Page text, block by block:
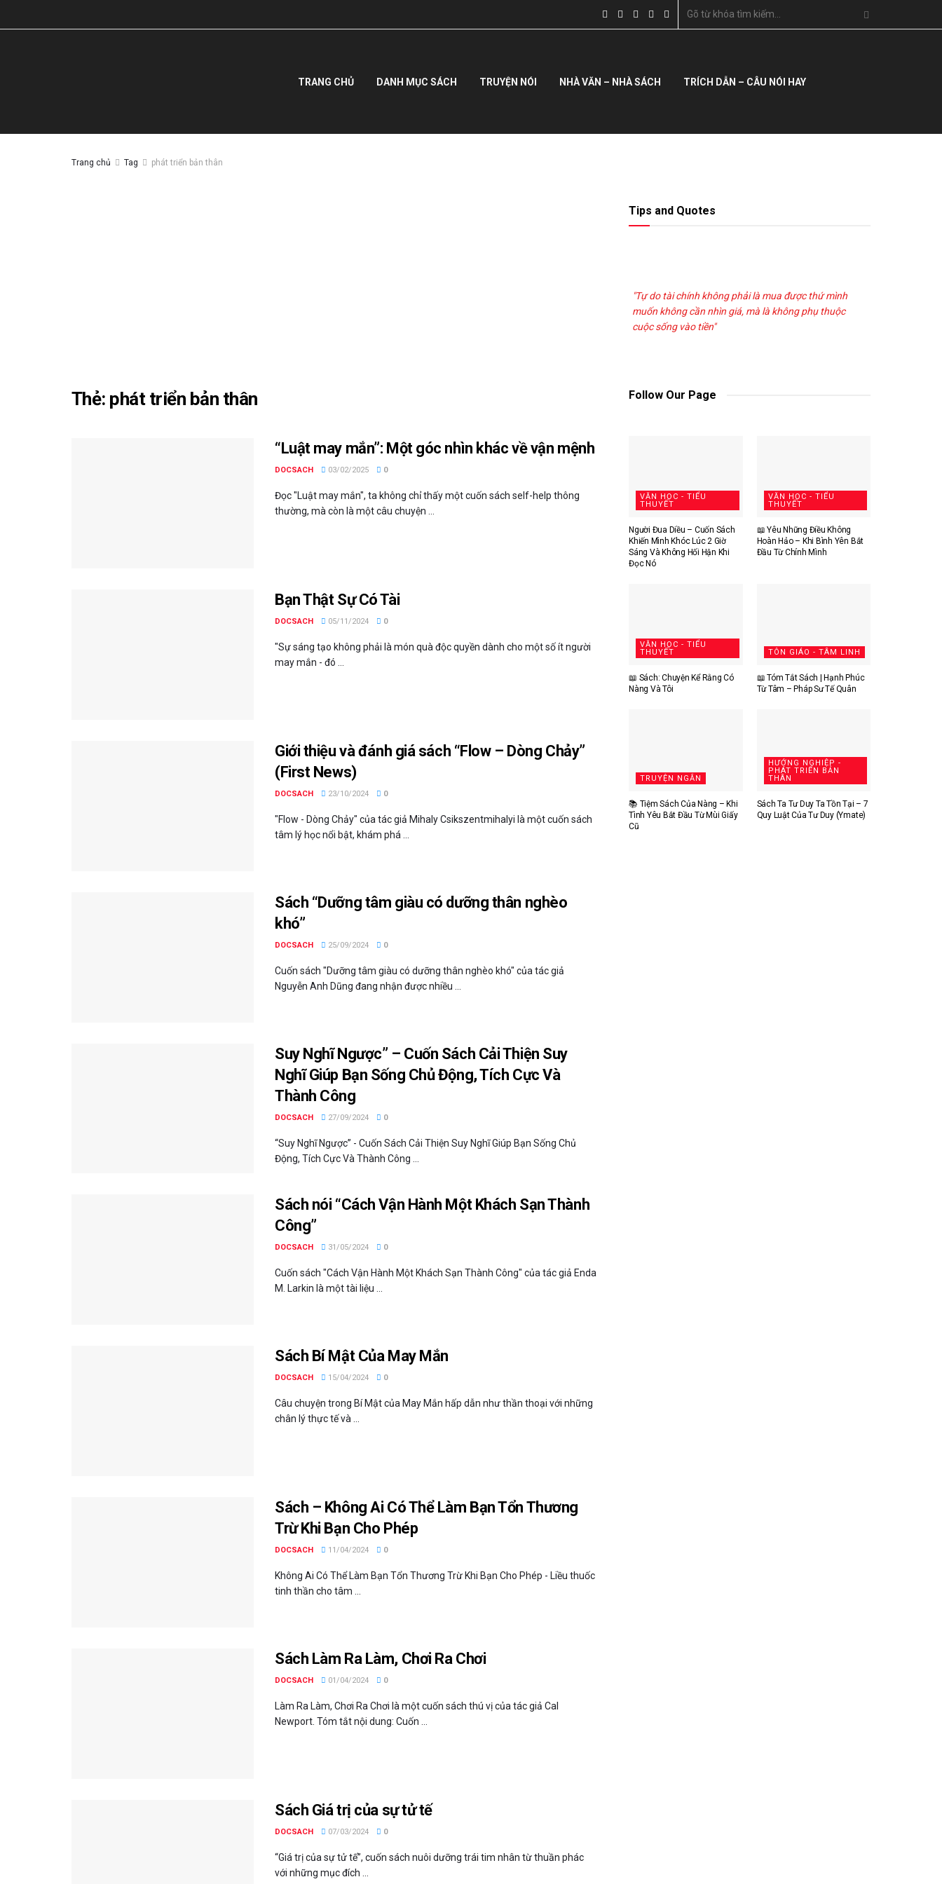
TRANG CHỦ DANH MỤC SÁCH TRUYỆN NÓI NHÀ VĂN – NHÀ SÁCH TRÍCH DẪN – CÂU NÓI HAY
Trang chủ Tag phát triển bản thân
Thẻ: phát triển bản thân
“Luật may mắn”: Một góc nhìn khác về vận mệnh
DOCSACH 03/02/2025 0
Đọc "Luật may mắn", ta không chỉ thấy một cuốn sách self-help thông
thường, mà còn là một câu chuyện ...
Bạn Thật Sự Có Tài
DOCSACH 05/11/2024 0
"Sự sáng tạo không phải là món quà độc quyền dành cho một số ít người
may mắn - đó ...
Giới thiệu và đánh giá sách “Flow – Dòng Chảy”
(First News)
DOCSACH 23/10/2024 0
"Flow - Dòng Chảy" của tác giả Mihaly Csikszentmihalyi là một cuốn sách
tâm lý học nổi bật, khám phá ...
Sách “Dưỡng tâm giàu có dưỡng thân nghèo
khó”
DOCSACH 25/09/2024 0
Cuốn sách "Dưỡng tâm giàu có dưỡng thân nghèo khó" của tác giả
Nguyễn Anh Dũng đang nhận được nhiều ...
Suy Nghĩ Ngược” – Cuốn Sách Cải Thiện Suy
Nghĩ Giúp Bạn Sống Chủ Động, Tích Cực Và
Thành Công
DOCSACH 27/09/2024 0
“Suy Nghĩ Ngược” - Cuốn Sách Cải Thiện Suy Nghĩ Giúp Bạn Sống Chủ
Động, Tích Cực Và Thành Công ...
Sách nói “Cách Vận Hành Một Khách Sạn Thành
Công”
DOCSACH 31/05/2024 0
Cuốn sách "Cách Vận Hành Một Khách Sạn Thành Công" của tác giả Enda
M. Larkin là một tài liệu ...
Sách Bí Mật Của May Mắn
DOCSACH 15/04/2024 0
Câu chuyện trong Bí Mật của May Mắn hấp dẫn như thần thoại với những
chân lý thực tế và ...
Sách – Không Ai Có Thể Làm Bạn Tổn Thương
Trừ Khi Bạn Cho Phép
DOCSACH 11/04/2024 0
Không Ai Có Thể Làm Bạn Tổn Thương Trừ Khi Bạn Cho Phép - Liều thuốc
tinh thần cho tâm ...
Sách Làm Ra Làm, Chơi Ra Chơi
DOCSACH 01/04/2024 0
Làm Ra Làm, Chơi Ra Chơi là một cuốn sách thú vị của tác giả Cal
Newport. Tóm tắt nội dung: Cuốn ...
Sách Giá trị của sự tử tế
DOCSACH 07/03/2024 0
“Giá trị của sự tử tế”, cuốn sách nuôi dưỡng trái tim nhân từ thuần phác
với những mục đích ...
Tips and Quotes
"Tự do tài chính không phải là mua được thứ mình
muốn không cần nhìn giá, mà là không phụ thuộc
cuộc sống vào tiền"
Follow Our Page
VĂN HỌC - TIỂU
THUYẾT
Người Đua Diều – Cuốn Sách
Khiến Mình Khóc Lúc 2 Giờ
Sáng Và Không Hối Hận Khi
Đọc Nó
VĂN HỌC - TIỂU
THUYẾT
📖 Yêu Những Điều Không
Hoàn Hảo – Khi Bình Yên Bắt
Đầu Từ Chính Mình
VĂN HỌC - TIỂU
THUYẾT
📖 Sách: Chuyện Kể Rằng Có
Nàng Và Tôi
TÔN GIÁO - TÂM LINH
📖 Tóm Tắt Sách | Hạnh Phúc
Từ Tâm – Pháp Sư Tế Quân
TRUYỆN NGẮN
📚 Tiệm Sách Của Nàng – Khi
Tình Yêu Bắt Đầu Từ Mùi Giấy
Cũ
HƯỚNG NGHIỆP -
PHÁT TRIỂN BẢN
THÂN
Sách Ta Tư Duy Ta Tồn Tại – 7
Quy Luật Của Tư Duy (Ymate)